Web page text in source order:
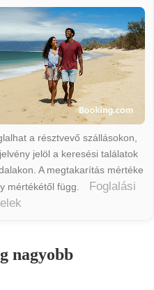
a résztvevő szállásokon,
jelöl a keresési találatok
A megtakarítás mértéke
mértékétől függ.
Foglalási
nagyobb